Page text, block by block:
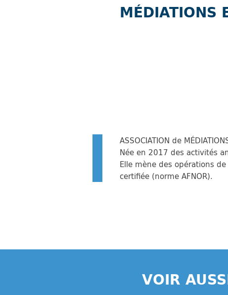
MÉDIATIONS
ASSOCIATION de
Née en 2017 des activités
Elle mène des opérations
certifiée (norme AFNOR).
VOIR